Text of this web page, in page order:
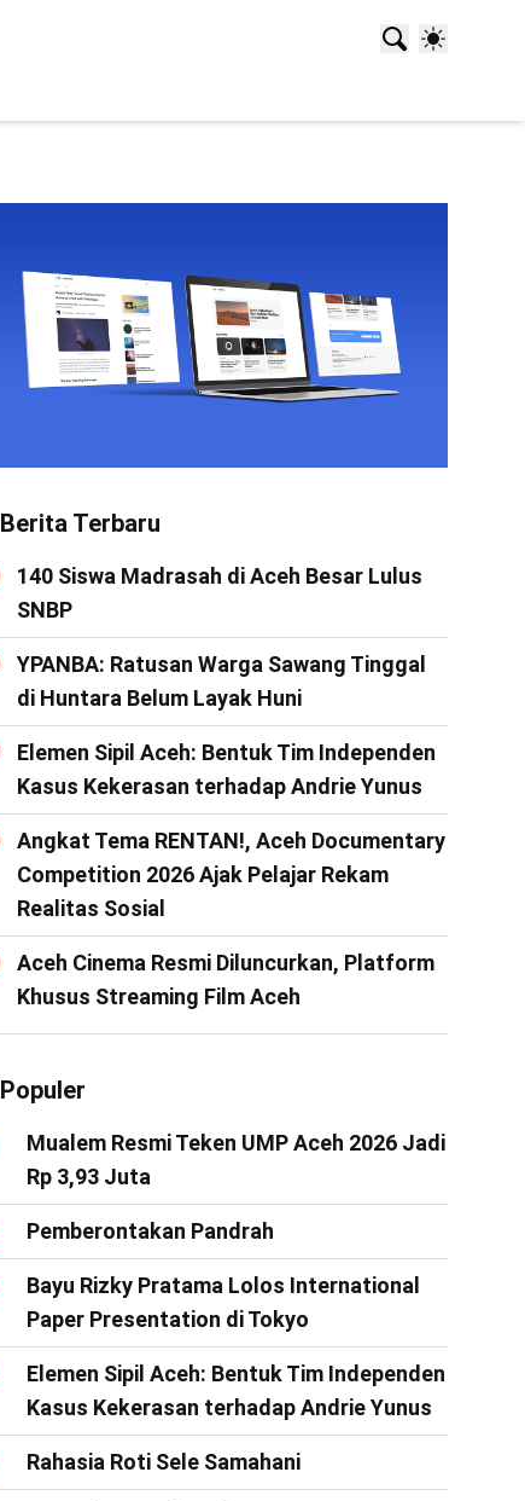
Berita Terbaru
140 Siswa Madrasah di Aceh Besar Lulus
SNBP
YPANBA: Ratusan Warga Sawang Tinggal
di Huntara Belum Layak Huni
Elemen Sipil Aceh: Bentuk Tim Independen
Kasus Kekerasan terhadap Andrie Yunus
Angkat Tema RENTAN!, Aceh Documentary
Competition 2026 Ajak Pelajar Rekam
Realitas Sosial
Aceh Cinema Resmi Diluncurkan, Platform
Khusus Streaming Film Aceh
Populer
Mualem Resmi Teken UMP Aceh 2026 Jadi
Rp 3,93 Juta
Pemberontakan Pandrah
Bayu Rizky Pratama Lolos International
Paper Presentation di Tokyo
Elemen Sipil Aceh: Bentuk Tim Independen
Kasus Kekerasan terhadap Andrie Yunus
Rahasia Roti Sele Samahani